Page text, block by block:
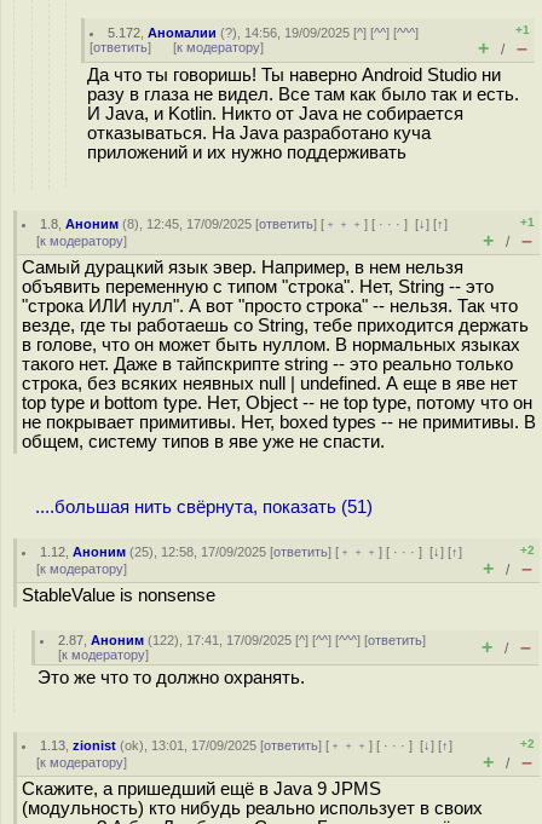
5.172 ,Аномалии (?), 14:56, 19/09/2025 [^] [^^] [^^^]
[ответить] [к модератору]
+1
+ / –
Да что ты говоришь! Ты наверно Android Studio ни
разу в глаза не видел. Все там как было так и есть.
И Java, и Kotlin. Никто от Java не собирается
отказываться. На Java разработано куча
приложений и их нужно поддерживать
1.8 ,Аноним (8), 12:45, 17/09/2025 [ответить] [ ﹢﹢﹢] [ · · ·][↓] [↑]
[к модератору]
+1
+ / –
Самый дурацкий язык эвер. Например, в нем нельзя
объявить переменную с типом "строка". Нет, String -- это
"строка ИЛИ нулл". А вот "просто строка" -- нельзя. Так что
везде, где ты работаешь со String, тебе приходится держать
в голове, что он может быть нуллом. В нормальных языках
такого нет. Даже в тайпскрипте string -- это реально только
строка, без всяких неявных null | undefined. А еще в яве нет
top type и bottom type. Нет, Object -- не top type, потому что он
не покрывает примитивы. Нет, boxed types -- не примитивы. В
общем, систему типов в яве уже не спасти.
....большая нить свёрнута, показать (51)
1.12 ,Аноним (25), 12:58, 17/09/2025 [ответить] [ ﹢﹢﹢] [ · · ·][↓] [↑]
[к модератору]
+2
+ / –
StableValue is nonsense
2.87 ,Аноним (122), 17:41, 17/09/2025 [^] [^^] [^^^] [ответить]
[к модератору] + / –
Это же что то должно охранять.
1.13 ,zionist (ok), 13:01, 17/09/2025 [ответить] [ ﹢﹢﹢] [ · · ·][↓] [↑]
[к модератору]
+2
+ / –
Скажите, а пришедший ещё в Java 9 JPMS
(модульность) кто нибудь реально использует в своих